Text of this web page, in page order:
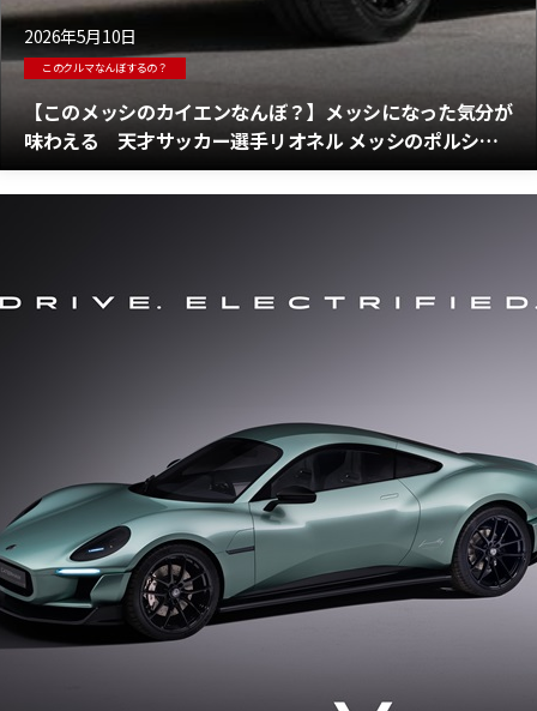
2026年5月10日
このクルマなんぼするの？
【このメッシのカイエンなんぼ？】メッシになった気分が
味わえる 天才サッカー選手リオネル メッシのポルシェ
カイエンGTSクーペの落札価格とは？